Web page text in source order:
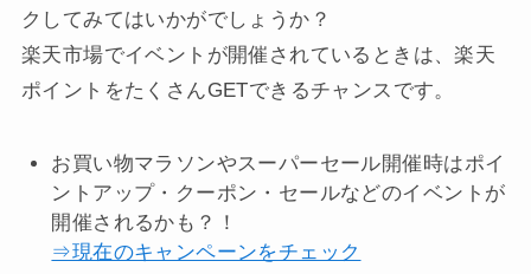
クしてみてはいかがでしょうか？
楽天市場でイベントが開催されているときは、楽天
ポイントをたくさんGETできるチャンスです。
お買い物マラソンやスーパーセール開催時はポイ
ントアップ・クーポン・セールなどのイベントが
開催されるかも？！
⇒現在のキャンペーンをチェック